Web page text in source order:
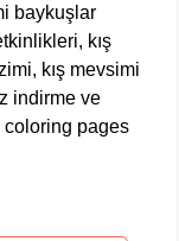
baykuşlar
kış
kış mevsimi
indirme ve
coloring pages